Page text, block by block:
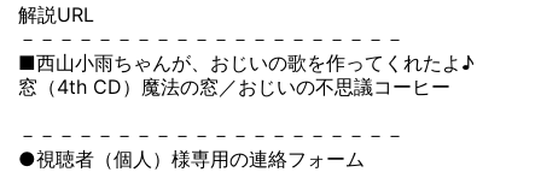
解説URL
－－－－－－－－－－－－－－－－－－－－
■西山小雨ちゃんが、おじいの歌を作ってくれたよ♪
窓（4th CD）魔法の窓／おじいの不思議コーヒー
－－－－－－－－－－－－－－－－－－－－
●視聴者（個人）様専用の連絡フォーム